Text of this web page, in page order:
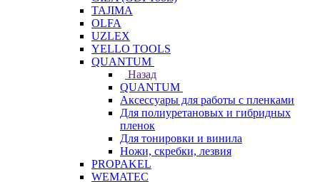
TAJIMA
OLFA
UZLEX
YELLO TOOLS
QUANTUM
Назад
QUANTUM
Аксессуары для работы с пленками
Для полиуретановых и гибридных
пленок
Для тонировки и винила
Ножи, скребки, лезвия
PROPAKEL
WEMATEC